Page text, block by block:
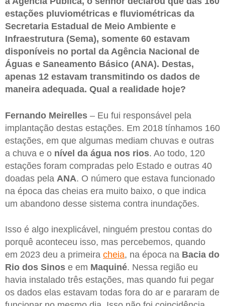
estações pluviométricas e fluviométricas da
Secretaria Estadual de Meio Ambiente e
Infraestrutura (Sema), somente 60 estavam
disponíveis no portal da Agência Nacional de
Águas e Saneamento Básico (ANA). Destas,
apenas 12 estavam transmitindo os dados de
maneira adequada. Qual a realidade hoje?
Fernando Meirelles – Eu fui responsável pela
implantação destas estações. Em 2018 tínhamos 160
estações, em que algumas mediam chuvas e outras
a chuva e o nível da água nos rios. Ao todo, 120
estações foram compradas pelo Estado e outras 40
doadas pela ANA. O número que estava funcionado
na época das cheias era muito baixo, o que indica
um abandono desse sistema contra inundações.
Isso é algo inexplicável, ninguém prestou contas do
porquê aconteceu isso, mas percebemos, quando
em 2023 deu a primeira cheia, na época na Bacia do
Rio dos Sinos e em Maquiné. Nessa região eu
havia instalado três estações, mas quando fui pegar
os dados elas estavam todas fora do ar e pararam de